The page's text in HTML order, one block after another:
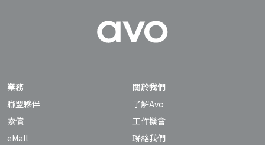
業務
聯盟夥伴
索償
eMall
關於我們
了解Avo
工作機會
聯絡我們